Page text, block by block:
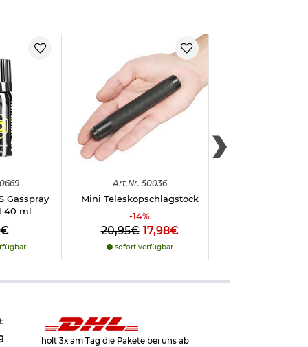
Gasspray
40 ml
Art.Nr. 50036
Mini Teleskopschlagstock
-14%
20,95€ 17,98€
sofort verfügbar
holt 3x am Tag die Pakete bei uns ab